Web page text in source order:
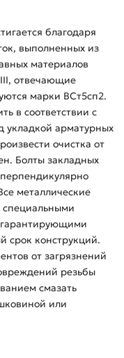
благодаря
выполненных из
материалов
отвечающие
марки ВСт5сп2.
в соответствии с
укладкой арматурных
очистка от
Болты закладных
металлические
срок конструкций.
от загрязнений
резьбы
смазать
или